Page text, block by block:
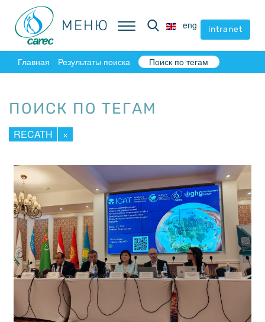
МЕНЮ eng intranet
МЕНЮ eng intranet
Главная Результаты поиска Поиск по тегам
ПОИСК ПО ТЕГАМ
RECATH ×